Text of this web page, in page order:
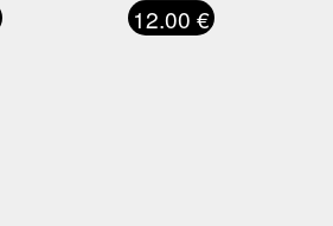
12.00 €